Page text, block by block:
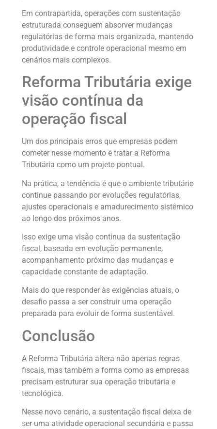
Em contrapartida, operações com sustentação
estruturada conseguem absorver mudanças
regulatórias de forma mais organizada, mantendo
produtividade e controle operacional mesmo em
cenários mais complexos.
Reforma Tributária exige
visão contínua da
operação fiscal
Um dos principais erros que empresas podem
cometer nesse momento é tratar a Reforma
Tributária como um projeto pontual.
Na prática, a tendência é que o ambiente tributário
continue passando por evoluções regulatórias,
ajustes operacionais e amadurecimento sistêmico
ao longo dos próximos anos.
Isso exige uma visão contínua da sustentação
fiscal, baseada em evolução permanente,
acompanhamento próximo das mudanças e
capacidade constante de adaptação.
Mais do que responder às exigências atuais, o
desafio passa a ser construir uma operação
preparada para evoluir de forma sustentável.
Conclusão
A Reforma Tributária altera não apenas regras
fiscais, mas também a forma como as empresas
precisam estruturar sua operação tributária e
tecnológica.
Nesse novo cenário, a sustentação fiscal deixa de
ser uma atividade operacional secundária e passa